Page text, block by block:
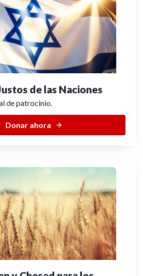
de las Naciones
de patrocinio.
Donar ahora